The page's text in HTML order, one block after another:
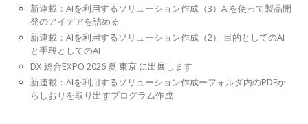
新連載：AIを利用するソリューション作成（3）AIを使って製品開
発のアイデアを詰める
新連載：AIを利用するソリューション作成（2） 目的としてのAI
と手段としてのAI
DX 総合EXPO 2026 夏 東京 に出展します
新連載：AIを利用するソリューション作成ーフォルダ内のPDFか
らしおりを取り出すプログラム作成